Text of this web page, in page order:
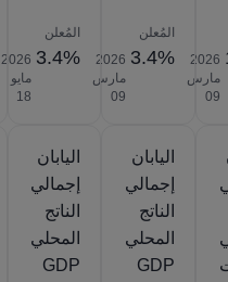
2026‎
مارس
‎09
المُعلن
3.4%
2026‎
مارس
‎09
المُعلن
3.4%
2026‎
مايو
‎18
اليابان
إجمالي
الناتج
المحلي
GDP
اليابان
إجمالي
الناتج
المحلي
GDP